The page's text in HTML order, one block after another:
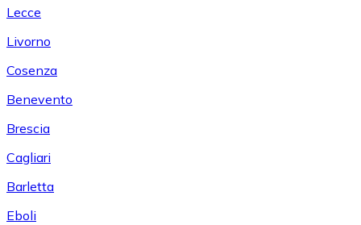
Lecce
Livorno
Cosenza
Benevento
Brescia
Cagliari
Barletta
Eboli